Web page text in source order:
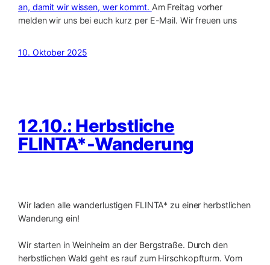
an, damit wir wissen, wer kommt. Am Freitag vorher
melden wir uns bei euch kurz per E-Mail. Wir freuen uns
10. Oktober 2025
12.10.: Herbstliche
FLINTA*-Wanderung
Wir laden alle wanderlustigen FLINTA* zu einer herbstlichen
Wanderung ein!
Wir starten in Weinheim an der Bergstraße. Durch den
herbstlichen Wald geht es rauf zum Hirschkopfturm. Vom